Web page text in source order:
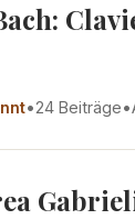
•24 Beiträge•